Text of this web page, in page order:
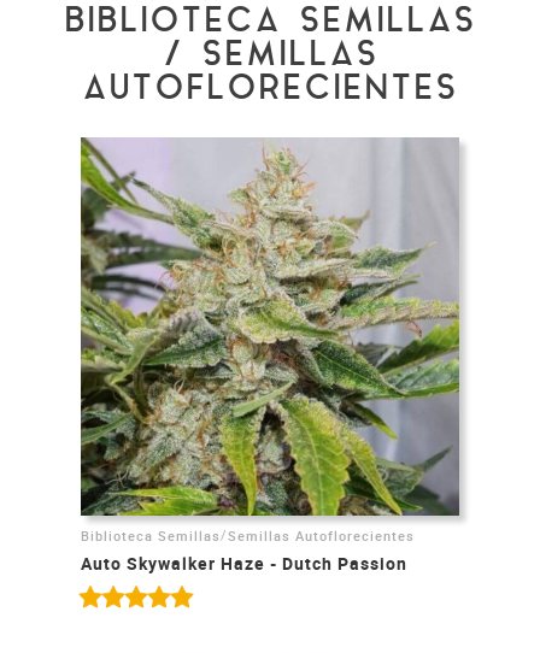
BIBLIOTECA SEMILLAS
/ SEMILLAS
AUTOFLORECIENTES
Biblioteca Semillas/Semillas Autoflorecientes
Auto Skywalker Haze - Dutch Passion